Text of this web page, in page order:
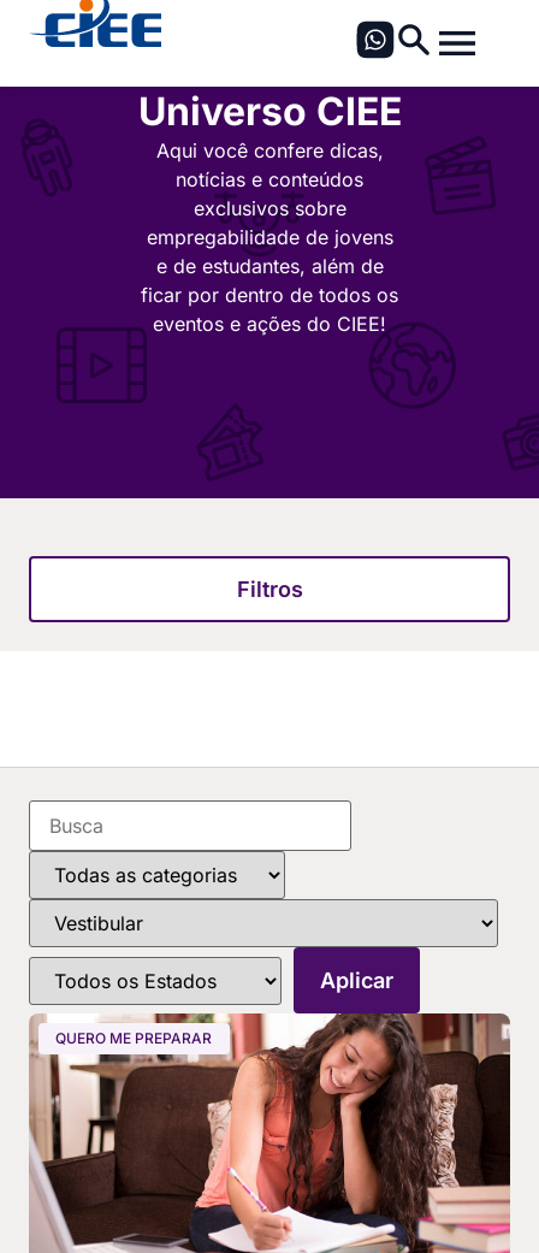
Universo CIEE
Aqui você confere dicas,
notícias e conteúdos
exclusivos sobre
empregabilidade de jovens
e de estudantes, além de
ficar por dentro de todos os
eventos e ações do CIEE!
Filtros
QUERO ME PREPARAR